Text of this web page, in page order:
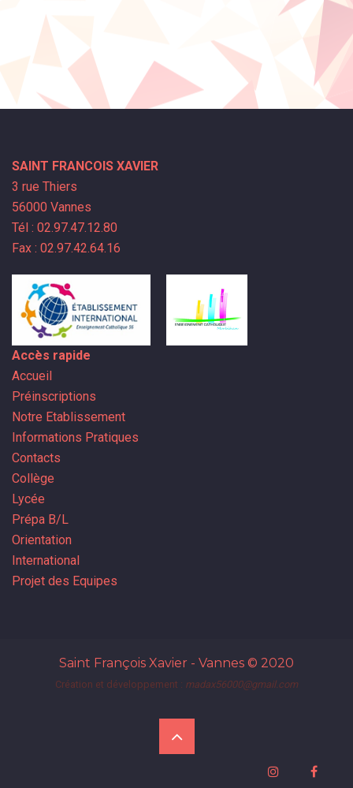
SAINT FRANCOIS XAVIER
3 rue Thiers
56000 Vannes
Tél : 02.97.47.12.80
Fax : 02.97.42.64.16
Accès rapide
Accueil
Préinscriptions
Notre Etablissement
Informations Pratiques
Contacts
Collège
Lycée
Prépa B/L
Orientation
International
Projet des Equipes
Saint François Xavier - Vannes © 2020
Création et développement : madax56000@gmail.com